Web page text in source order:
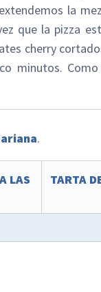
la
que la pizza
cherry
minutos.
.
LAS
TARTA